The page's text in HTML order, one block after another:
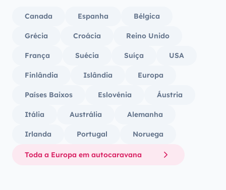
Canada Espanha Bélgica
Grécia Croácia Reino Unido
França Suécia Suíça USA
Finlândia Islândia Europa
Países Baixos Eslovénia Áustria
Itália Austrália Alemanha
Irlanda Portugal Noruega
Toda a Europa em autocaravana